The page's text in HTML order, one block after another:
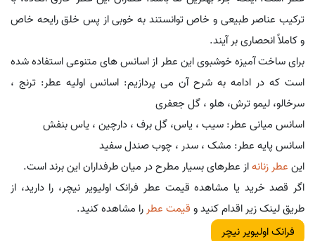
ترکیب عناصر طبیعی و خاص توانستند به خوبی از پس خلق رایحه خاص
و کاملاً انحصاری بر آیند.
برای ساخت آمیزه خوشبوی این عطر از اسانس های متنوعی استفاده شده
است که در ادامه به شرح آن می پردازیم: اسانس اولیه عطر: ترنج ،
سرخالو، لیمو ترش، هلو ، گل جعفری
اسانس میانی عطر: سیب ، یاس، گل برف ، دارچین ، یاس بنفش
اسانس پایه عطر: مشک ، سدر ، چوب صندل سفید
این عطر زنانهاز عطرهای بسیار مطرح در میان طرفداران این برند است.
اگر قصد خرید یا مشاهده قیمت عطر فرانک اولیویر نیچر، را دارید، از
طریق لینک زیر اقدام کنید و قیمت عطر را مشاهده کنید.
فرانک اولیویر نیچر